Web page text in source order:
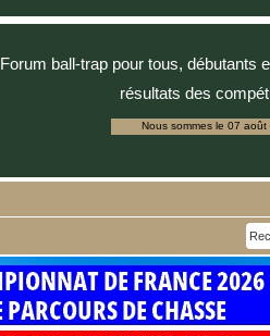
Forum ball-trap pour tous, débutants
résultats des
Nous sommes le 07 août